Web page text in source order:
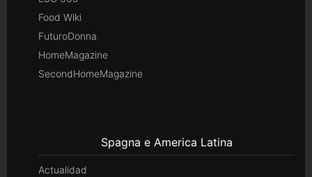
Food Wiki
FuturoDonna
HomeMagazine
SecondHomeMagazine
Spagna e America Latina
Actualidad